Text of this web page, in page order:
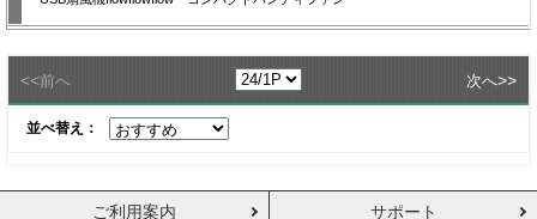
<<前へ 次へ>>
並べ替え：
ご利用案内 サポート